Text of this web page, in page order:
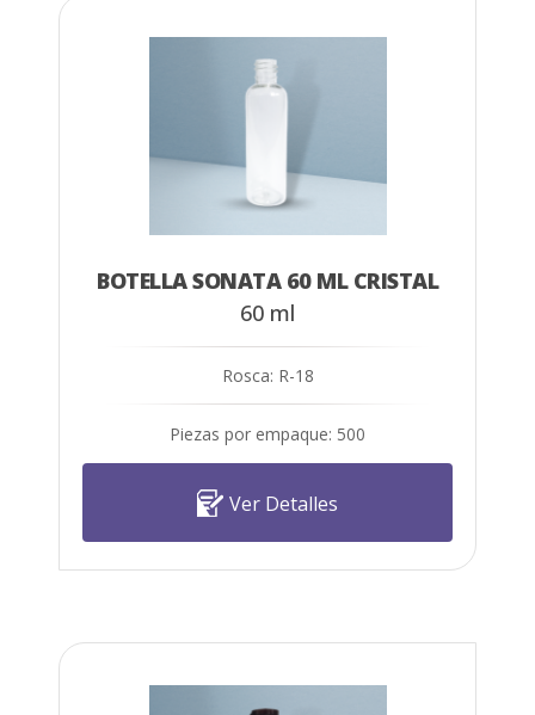
BOTELLA SONATA 60 ML CRISTAL
60 ml
Rosca: R-18
Piezas por empaque: 500
Ver Detalles